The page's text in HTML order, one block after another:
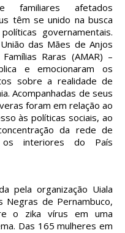
familiares afetados
têm se unido na busca
governamentais.
das Mães de Anjos
Raras (AMAR) –
e emocionaram os
sobre a realidade de
Acompanhadas de seus
foram em relação ao
às políticas sociais, ao
da rede de
interiores do País
pela organização Uiala
Negras de Pernambuco,
o zika vírus em uma
Das 165 mulheres em